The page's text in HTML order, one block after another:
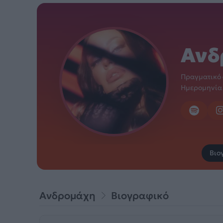
Πραγματικό
Ανδρομάχη Βιογραφικό